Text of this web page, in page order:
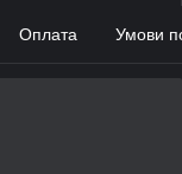
Оплата Умови